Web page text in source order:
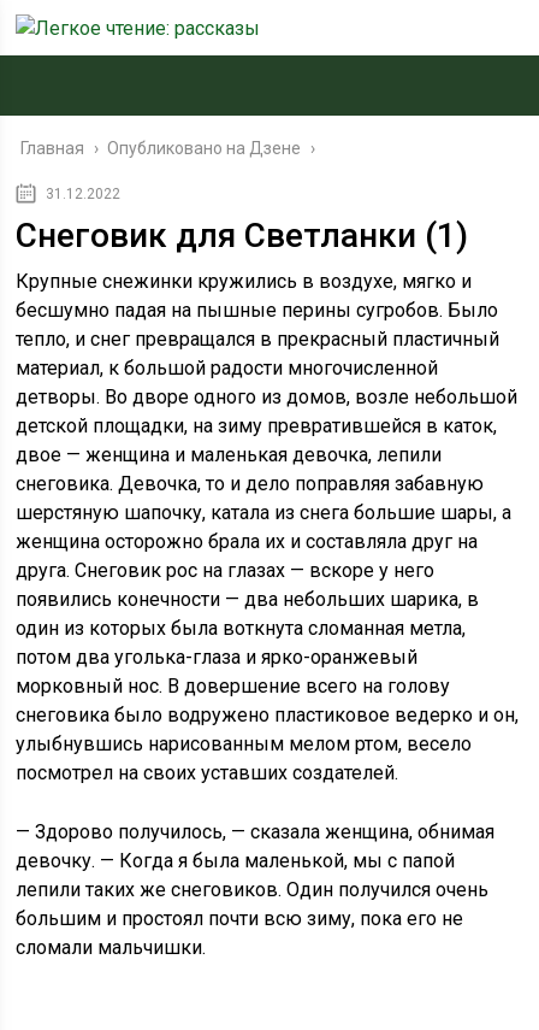
Главная › Опубликовано на Дзене ›
31.12.2022
Снеговик для Светланки (1)
Крупные снежинки кружились в воздухе, мягко и
бесшумно падая на пышные перины сугробов. Было
тепло, и снег превращался в прекрасный пластичный
материал, к большой радости многочисленной
детворы. Во дворе одного из домов, возле небольшой
детской площадки, на зиму превратившейся в каток,
двое — женщина и маленькая девочка, лепили
снеговика. Девочка, то и дело поправляя забавную
шерстяную шапочку, катала из снега большие шары, а
женщина осторожно брала их и составляла друг на
друга. Снеговик рос на глазах — вскоре у него
появились конечности — два небольших шарика, в
один из которых была воткнута сломанная метла,
потом два уголька-глаза и ярко-оранжевый
морковный нос. В довершение всего на голову
снеговика было водружено пластиковое ведерко и он,
улыбнувшись нарисованным мелом ртом, весело
посмотрел на своих уставших создателей.
— Здорово получилось, — сказала женщина, обнимая
девочку. — Когда я была маленькой, мы с папой
лепили таких же снеговиков. Один получился очень
большим и простоял почти всю зиму, пока его не
сломали мальчишки.